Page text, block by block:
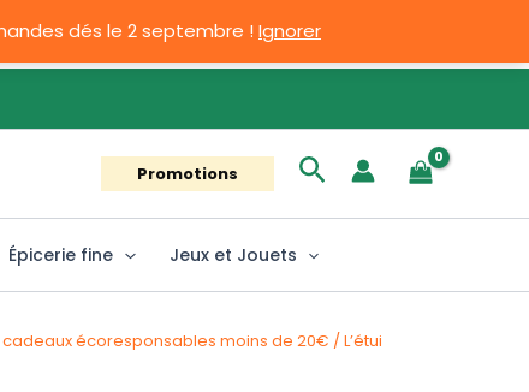
dés le 2 septembre !Ignorer
Promotions Rechercher
Épicerie fine Jeux et Jouets
écoresponsables moins de 20€ / L’étui